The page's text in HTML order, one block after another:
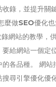
收錄，並提升
麼做SEO優化也
網站的教學，
給網站一個定
各品種。 網
尋引擎優化優